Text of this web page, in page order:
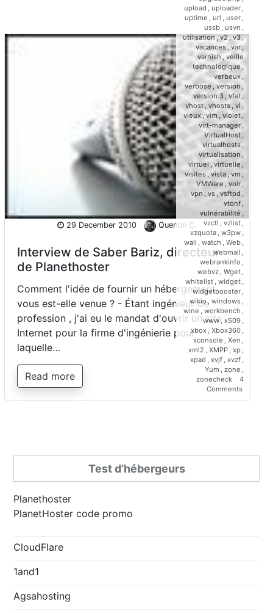
29 December 2010 Quentin C.
Interview de Saber Bariz, directeur
de Planethoster
Comment l'idée de fournir un hébergement
vous est-elle venue ? - Étant ingénieur de
profession , j'ai eu le mandat d'ouvrir un site
Internet pour la firme d'ingénierie pour
laquelle…
Read more
upload , uploader ,
uptime , url , user ,
ussb , usvn ,
utilisation,v2,v3,
vacances , var,
varnish , veille
technologique ,
verbeux ,
verbose ,version,
version 3 ,vfat ,
vhost , vhosts , vi ,
vieux , vim , violet,
virt-manager ,
VirtualHost ,
virtualhosts ,
virtualisation ,
virtuel, virtuelle ,
visites , vista , vm ,
VMWare , voir ,
vpn , vs , vsftpd ,
vtonf ,
vulnérabilité ,
vzctl , vzlist ,
vzquota , w3pw ,
wall , watch , Web ,
webmail ,
webrankinfo ,
webvz , Wget ,
whitelist , widget ,
widgetbooster ,
wikio, windows ,
wine , workbench ,
www, x509 ,
xbox , Xbox360 ,
xconsole , Xen ,
xml2 , XMPP , xp ,
xpad , xvjf , xvzf ,
Yum , zone ,
zonecheck
4
Commentson
Interview
Test d’hébergeurs
Planethoster
PlanetHoster code promo
CloudFlare
1and1
Agsahosting